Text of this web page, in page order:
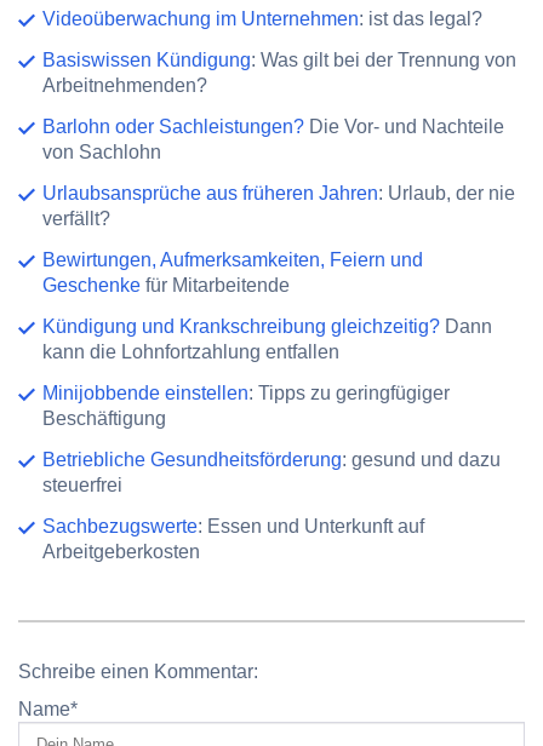
Videoüberwachung im Unternehmen: ist das legal?
Basiswissen Kündigung: Was gilt bei der Trennung von
Arbeitnehmenden?
Barlohn oder Sachleistungen? Die Vor- und Nachteile
von Sachlohn
Urlaubsansprüche aus früheren Jahren: Urlaub, der nie
verfällt?
Bewirtungen, Aufmerksamkeiten, Feiern und
Geschenke für Mitarbeitende
Kündigung und Krankschreibung gleichzeitig? Dann
kann die Lohnfortzahlung entfallen
Minijobbende einstellen: Tipps zu geringfügiger
Beschäftigung
Betriebliche Gesundheitsförderung: gesund und dazu
steuerfrei
Sachbezugswerte: Essen und Unterkunft auf
Arbeitgeberkosten
Schreibe einen Kommentar:
Name*